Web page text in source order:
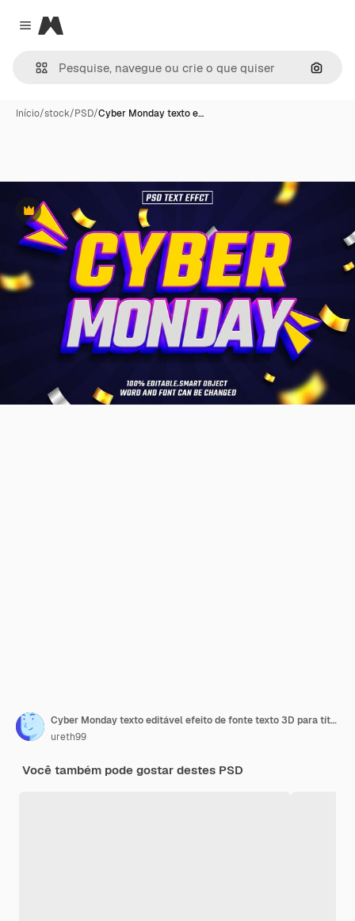
Close menu
Magnific
Início/stock/PSD/Cyber Monday texto e…
Premium
Cyber Monday texto editável efeito de fonte texto 3D para título
ureth99
Você também pode gostar destes PSD